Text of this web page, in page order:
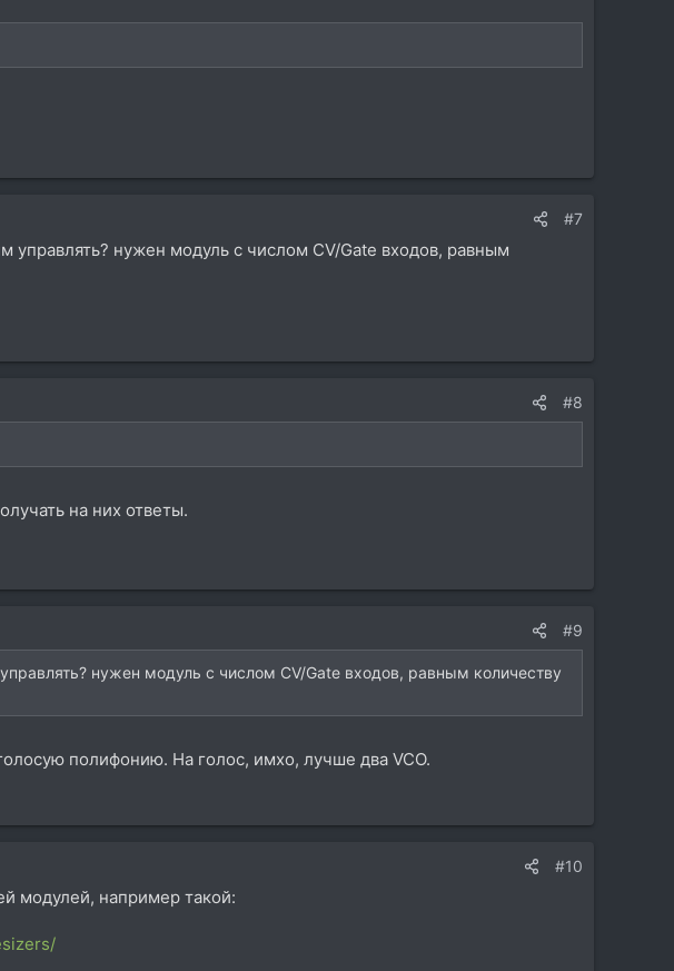
#7
управлять? нужен модуль с числом CV/Gate входов, равным
#8
на них ответы.
#9
нужен модуль с числом CV/Gate входов, равным количеству
полифонию. На голос, имхо, лучше два VCO.
#10
модулей, например такой: